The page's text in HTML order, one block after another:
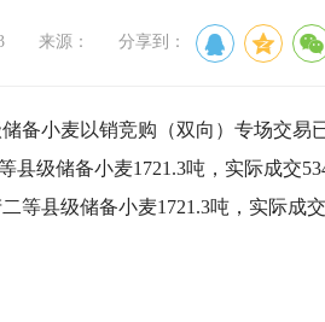
来源： 分享到：
备小麦以销竞购（双向）专场交易
级储备小麦1721.3吨，实际成交
县级储备小麦1721.3吨，实际成交